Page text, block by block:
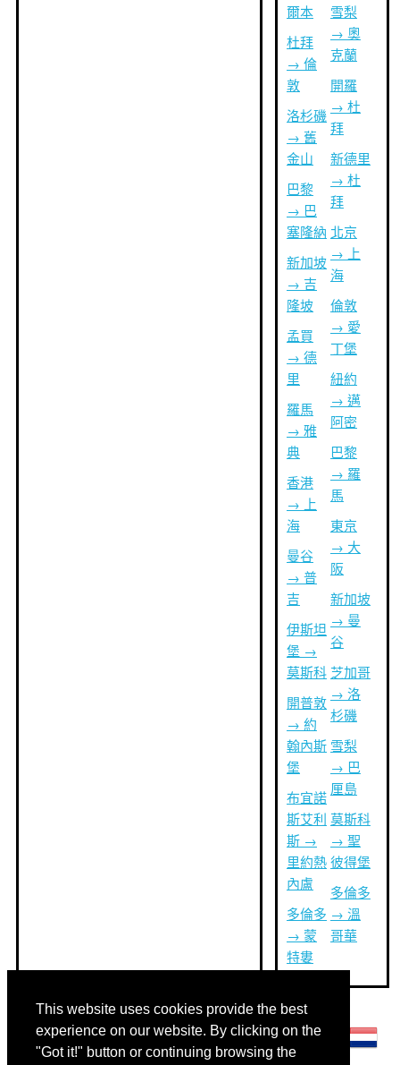
This website uses cookies provide the best
experience on our website. By clicking on the
"Got it!" button or continuing browsing the
爾本
杜拜
→ 倫
敦
洛杉磯
→ 舊
金山
巴黎
→ 巴
塞隆納
新加坡
→ 吉
隆坡
孟買
→ 德
里
羅馬
→ 雅
典
香港
→ 上
海
曼谷
→ 普
吉
伊斯坦
堡 →
莫斯科
開普敦
→ 約
翰內斯
堡
布宜諾
斯艾利
斯 →
里約熱
內盧
多倫多
→ 蒙
特婁
雪梨
→ 奧
克蘭
開羅
→ 杜
拜
新德里
→ 杜
拜
北京
→ 上
海
倫敦
→ 愛
丁堡
紐約
→ 邁
阿密
巴黎
→ 羅
馬
東京
→ 大
阪
新加坡
→ 曼
谷
芝加哥
→ 洛
杉磯
雪梨
→ 巴
厘島
莫斯科
→ 聖
彼得堡
多倫多
→ 溫
哥華
其他語言: